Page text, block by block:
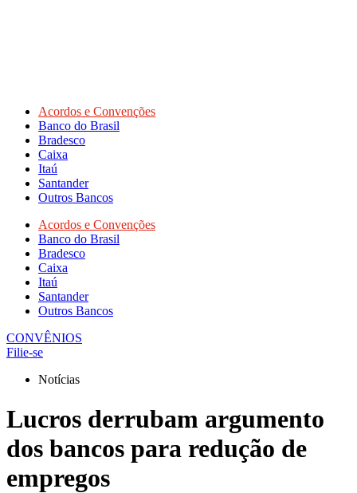
Acordos e Convenções
Banco do Brasil
Bradesco
Caixa
Itaú
Santander
Outros Bancos
Acordos e Convenções
Banco do Brasil
Bradesco
Caixa
Itaú
Santander
Outros Bancos
CONVÊNIOS
Filie-se
Notícias
Lucros derrubam argumento
dos bancos para redução de
empregos